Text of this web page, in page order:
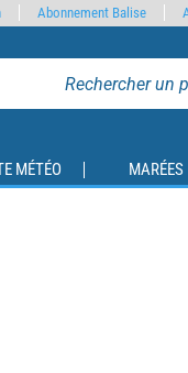
MÉTÉO MARÉES
Abonnement Balise